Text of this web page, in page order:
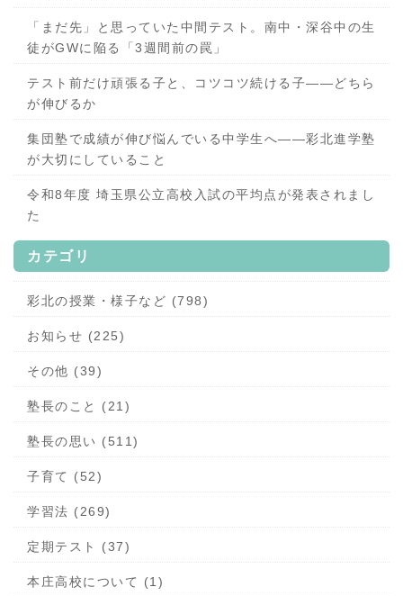
「まだ先」と思っていた中間テスト。南中・深谷中の生
徒がGWに陥る「3週間前の罠」
テスト前だけ頑張る子と、コツコツ続ける子——どちら
が伸びるか
集団塾で成績が伸び悩んでいる中学生へ——彩北進学塾
が大切にしていること
令和8年度 埼玉県公立高校入試の平均点が発表されまし
た
カテゴリ
彩北の授業・様子など (798)
お知らせ (225)
その他 (39)
塾長のこと (21)
塾長の思い (511)
子育て (52)
学習法 (269)
定期テスト (37)
本庄高校について (1)